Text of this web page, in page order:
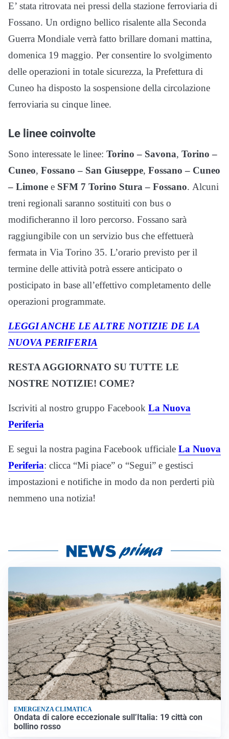
E’ stata ritrovata nei pressi della stazione ferroviaria di
Fossano. Un ordigno bellico risalente alla Seconda
Guerra Mondiale verrà fatto brillare domani mattina,
domenica 19 maggio. Per consentire lo svolgimento
delle operazioni in totale sicurezza, la Prefettura di
Cuneo ha disposto la sospensione della circolazione
ferroviaria su cinque linee.
Le linee coinvolte
Sono interessate le linee: Torino – Savona, Torino –
Cuneo, Fossano – San Giuseppe, Fossano – Cuneo
– Limone e SFM 7 Torino Stura – Fossano. Alcuni
treni regionali saranno sostituiti con bus o
modificheranno il loro percorso. Fossano sarà
raggiungibile con un servizio bus che effettuerà
fermata in Via Torino 35. L’orario previsto per il
termine delle attività potrà essere anticipato o
posticipato in base all’effettivo completamento delle
operazioni programmate.
LEGGI ANCHE LE ALTRE NOTIZIE DE LA
NUOVA PERIFERIA
RESTA AGGIORNATO SU TUTTE LE
NOSTRE NOTIZIE! COME?
Iscriviti al nostro gruppo Facebook La Nuova
Periferia
E segui la nostra pagina Facebook ufficiale La Nuova
Periferia: clicca “Mi piace” o “Segui” e gestisci
impostazioni e notifiche in modo da non perderti più
nemmeno una notizia!
EMERGENZA CLIMATICA
Ondata di calore eccezionale sull’Italia: 19 città con
bollino rosso